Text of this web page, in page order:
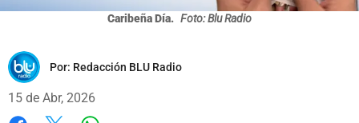
Caribeña Día. Foto: Blu Radio
Por: Redacción BLU Radio
15 de Abr, 2026